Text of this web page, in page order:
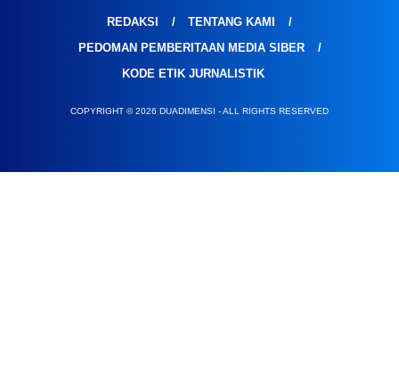
REDAKSI
TENTANG KAMI
PEDOMAN PEMBERITAAN MEDIA SIBER
KODE ETIK JURNALISTIK
COPYRIGHT © 2026 DUADIMENSI - ALL RIGHTS RESERVED